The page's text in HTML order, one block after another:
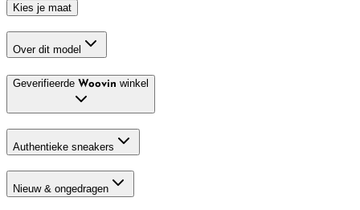
Kies je maat
Over dit model
Geverifieerde Woovin winkel
Authentieke sneakers
Nieuw & ongedragen